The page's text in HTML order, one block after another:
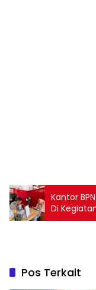
Kantor
Di
Negeri
Pos Terkait